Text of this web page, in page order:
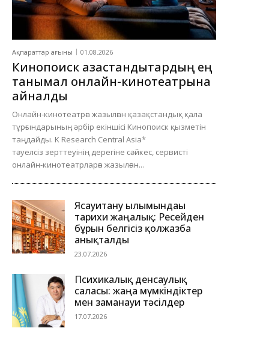
Ақпараттар ағыны 01.08.2026
Кинопоиск қазақстандықтардың ең
танымал онлайн-кинотеатрына
айналды
Онлайн-кинотеатрға жазылған қазақстандық қала
тұрғындарының әрбір екіншісі Кинопоиск қызметін
таңдайды. K Research Central Asia*
тәуелсіз зерттеуінің дерегіне сәйкес, сервисті
онлайн-кинотеатрларға жазылған...
Ясауитану ғылымындағы
тарихи жаңалық: Ресейден
бұрын белгісіз қолжазба
анықталды
23.07.2026
Психикалық денсаулық
саласы: жаңа мүмкіндіктер
мен заманауи тәсілдер
17.07.2026